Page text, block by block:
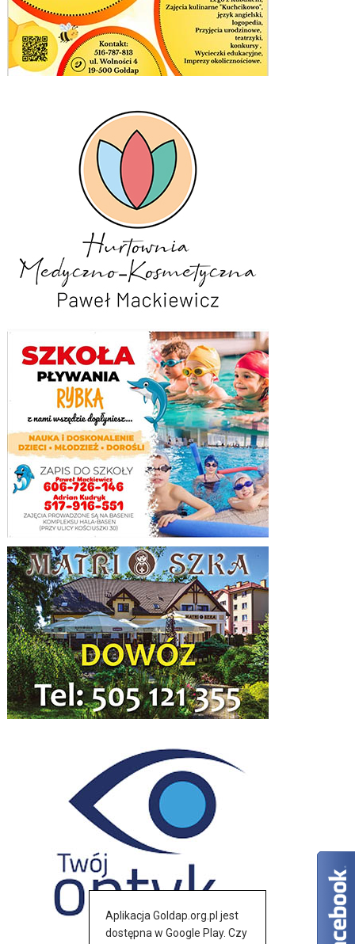
Aplikacja Goldap.org.pl jest
dostępna w Google Play. Czy